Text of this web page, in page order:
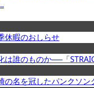
休暇のおしらせ
は誰のものか──「
の名を冠したパンクソン